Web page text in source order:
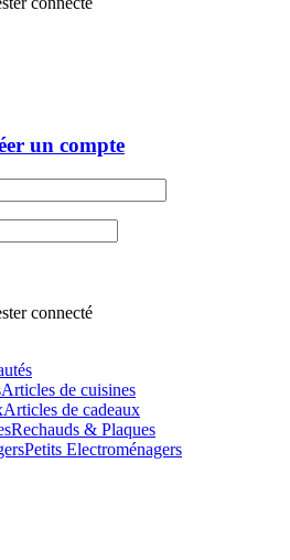
un compte
connecté
Articles de cuisines
Articles de cadeaux
Rechauds & Plaques
Petits Electroménagers